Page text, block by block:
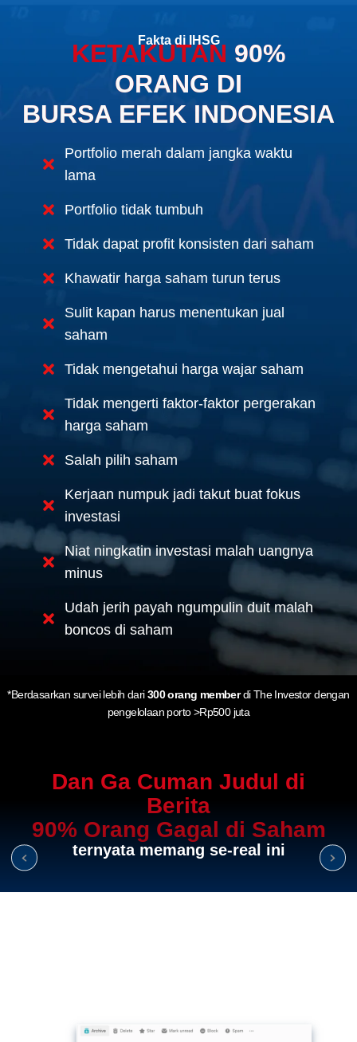
Fakta di IHSG
KETAKUTAN 90%
ORANG DI
BURSA EFEK INDONESIA
Portfolio merah dalam jangka waktu
lama
Portfolio tidak tumbuh
Tidak dapat profit konsisten dari saham
Khawatir harga saham turun terus
Sulit kapan harus menentukan jual
saham
Tidak mengetahui harga wajar saham
Tidak mengerti faktor-faktor pergerakan
harga saham
Salah pilih saham
Kerjaan numpuk jadi takut buat fokus
investasi
Niat ningkatin investasi malah uangnya
minus
Udah jerih payah ngumpulin duit malah
boncos di saham
*Berdasarkan survei lebih dari300 orang memberdi The Investordengan
pengelolaan porto >Rp500 juta
Dan Ga Cuman Judul di
Berita
90% Orang Gagal di Saham
ternyata memang se-real ini